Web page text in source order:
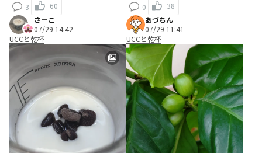
3
60
0
38
さーこ
07/29 14:42
UCCと乾杯
あづちん
07/29 11:41
UCCと乾杯